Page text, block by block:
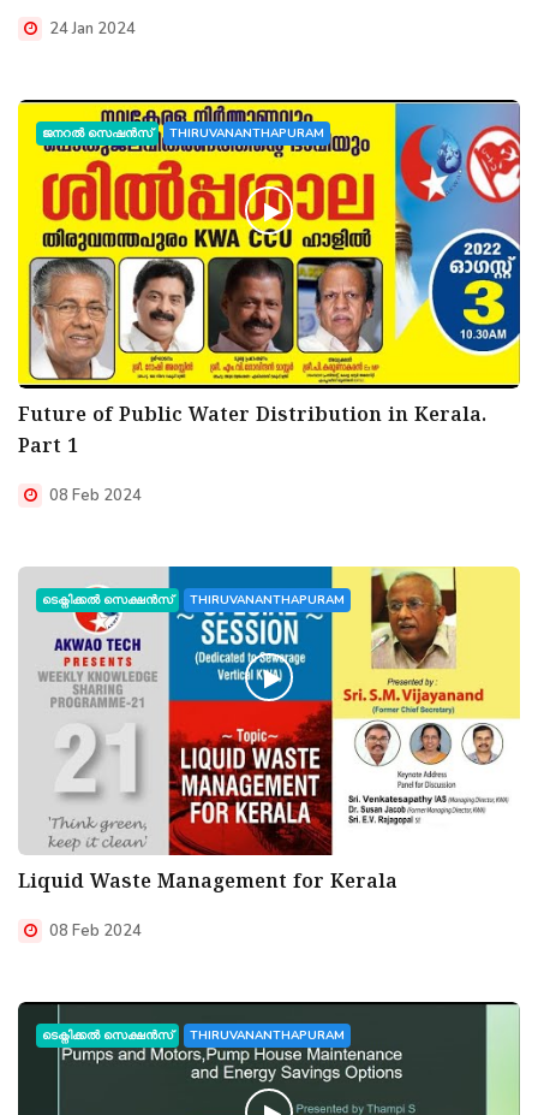
24 Jan 2024
ജനറൽ സെഷൻസ് THIRUVANANTHAPURAM
Future of Public Water Distribution in Kerala.
Part 1
08 Feb 2024
ടെക്നിക്കൽ സെക്ഷൻസ് THIRUVANANTHAPURAM
Liquid Waste Management for Kerala
08 Feb 2024
ടെക്നിക്കൽ സെക്ഷൻസ് THIRUVANANTHAPURAM